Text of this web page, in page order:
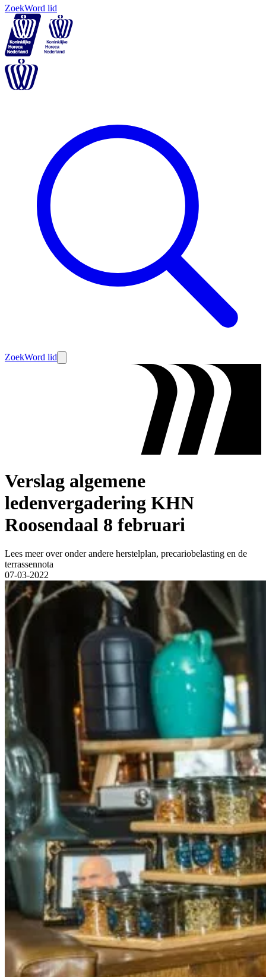
ZoekWord lid
ZoekWord lid
Verslag algemene
ledenvergadering KHN
Roosendaal 8 februari
Lees meer over onder andere herstelplan, precariobelasting en de
terrassennota
07-03-2022